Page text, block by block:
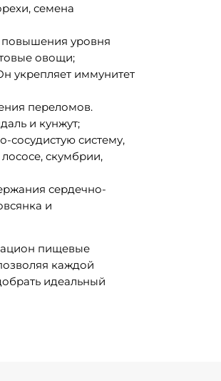
семена
повышения уровня
овощи;
укрепляет иммунитет
переломов.
и кунжут;
систему,
скумбрии,
сердечно-
и
пищевые
каждой
идеальный